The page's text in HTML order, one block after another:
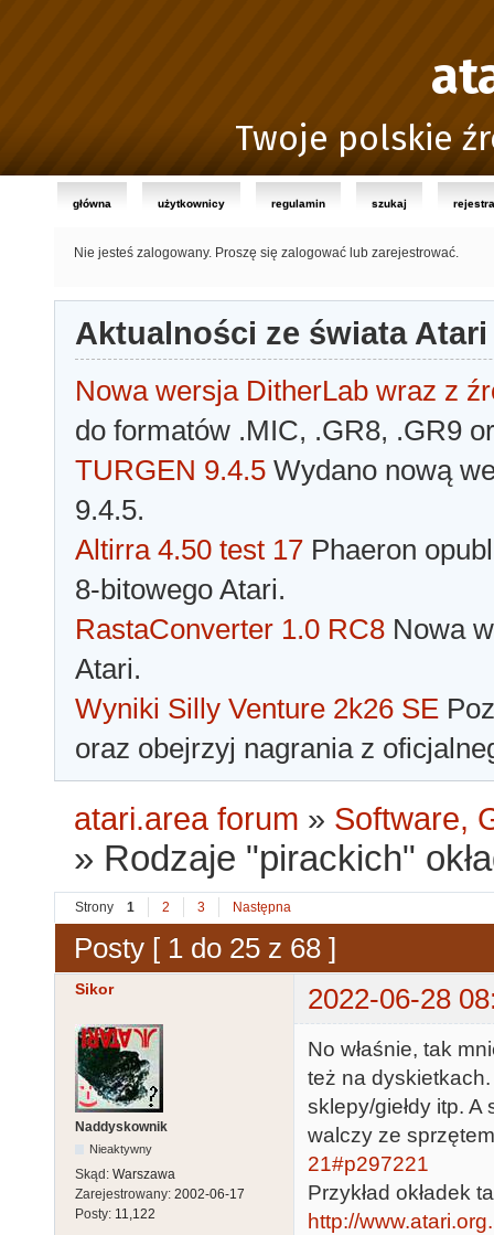
Twoje polskie
główna użytkownicy regulamin szukaj
Nie jesteś zalogowany. Proszę się zalogować lub zarejestrować.
Aktualności ze świata Atari
Nowa wersja DitherLab wraz z
do formatów .MIC, .GR8, .GR9
TURGEN 9.4.5 Wydano nową
9.4.5.
Altirra 4.50 test 17 Phaeron
8-bitowego Atari.
RastaConverter 1.0 RC8 Nowa
Atari.
Wyniki Silly Venture 2k26 SE
oraz obejrzyj nagrania z
atari.area forum » Software,
» Rodzaje "pirackich"
Strony 1 2 3 Następna
Posty [ 1 do 25 z 68 ]
Sikor 2022-06-28
Naddyskownik
Nieaktywny
Skąd: Warszawa
Zarejestrowany: 2002-06-17
Posty: 11,122
No właśnie, tak
też na
sklepy/giełdy itp.
walczy ze
21#p297221
Przykład okładek
http://